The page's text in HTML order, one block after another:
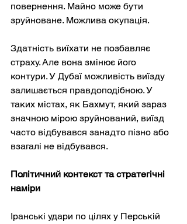
повернення. Майно може бути
зруйноване. Можлива окупація.
Здатність виїхати не позбавляє
страху. Але вона змінює його
контури. У Дубаї можливість виїзду
залишається правдоподібною. У
таких містах, як Бахмут, який зараз
значною мірою зруйнований, виїзд
часто відбувався занадто пізно або
взагалі не відбувався.
Політичний контекст та стратегічні
наміри
Іранські удари по цілях у Перській